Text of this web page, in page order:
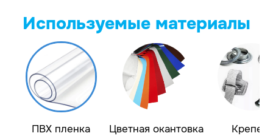
Используемые материалы
ПВХ пленка Цветная окантовка Крепеж